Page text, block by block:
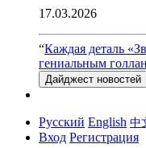
17.03.2026
“Каждая деталь
гениальным
Дайджест новостей
Русский English 中
Вход Регистрация